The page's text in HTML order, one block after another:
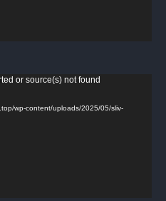
or source(s) not found
wp-content/uploads/2025/05/sliv-